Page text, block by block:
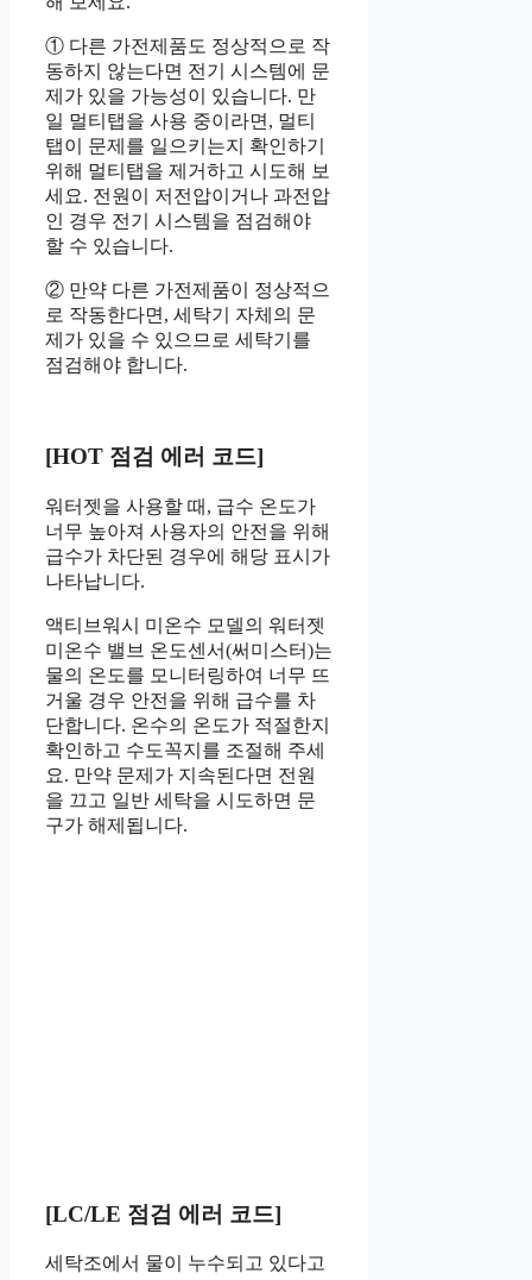
① 다른 가전제품도 정상적으로 작
동하지 않는다면 전기 시스템에 문
제가 있을 가능성이 있습니다. 만
일 멀티탭을 사용 중이라면, 멀티
탭이 문제를 일으키는지 확인하기
위해 멀티탭을 제거하고 시도해 보
세요. 전원이 저전압이거나 과전압
인 경우 전기 시스템을 점검해야
할 수 있습니다.
② 만약 다른 가전제품이 정상적으
로 작동한다면, 세탁기 자체의 문
제가 있을 수 있으므로 세탁기를
점검해야 합니다.
[HOT 점검 에러 코드]
워터젯을 사용할 때, 급수 온도가
너무 높아져 사용자의 안전을 위해
급수가 차단된 경우에 해당 표시가
나타납니다.
액티브워시 미온수 모델의 워터젯
미온수 밸브 온도센서(써미스터)는
물의 온도를 모니터링하여 너무 뜨
거울 경우 안전을 위해 급수를 차
단합니다. 온수의 온도가 적절한지
확인하고 수도꼭지를 조절해 주세
요. 만약 문제가 지속된다면 전원
을 끄고 일반 세탁을 시도하면 문
구가 해제됩니다.
[LC/LE 점검 에러 코드]
세탁조에서 물이 누수되고 있다고